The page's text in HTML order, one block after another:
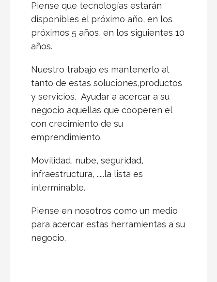
Piense que tecnologías estarán
disponibles el próximo año, en los
próximos 5 años, en los siguientes 10
años.
Nuestro trabajo es mantenerlo al
tanto de estas soluciones,productos
y servicios. Ayudar a acercar a su
negocio aquellas que cooperen el
con crecimiento de su
emprendimiento.
Movilidad, nube, seguridad,
infraestructura, .....la lista es
interminable.
Piense en nosotros como un medio
para acercar estas herramientas a su
negocio.